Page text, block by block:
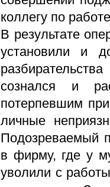
коллегу по
В результате
установили и
сознался и
потерпевшим
личные
Подозреваемый
в фирму, где у
уволили с